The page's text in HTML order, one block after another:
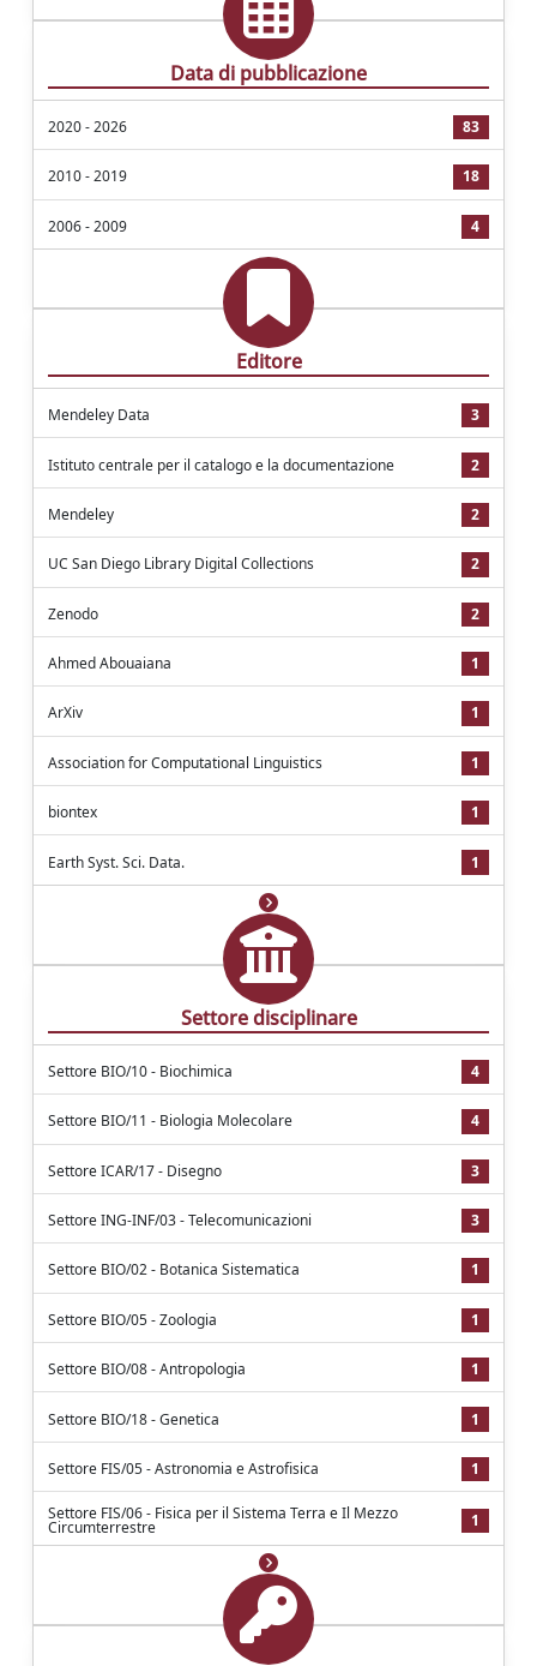
Data di pubblicazione
2020 - 2026 83
2010 - 2019 18
2006 - 2009 4
Editore
Mendeley Data 3
Istituto centrale per il catalogo e la documentazione 2
Mendeley 2
UC San Diego Library Digital Collections 2
Zenodo 2
Ahmed Abouaiana 1
ArXiv 1
Association for Computational Linguistics 1
biontex 1
Earth Syst. Sci. Data. 1
Settore disciplinare
Settore BIO/10 - Biochimica 4
Settore BIO/11 - Biologia Molecolare 4
Settore ICAR/17 - Disegno 3
Settore ING-INF/03 - Telecomunicazioni 3
Settore BIO/02 - Botanica Sistematica 1
Settore BIO/05 - Zoologia 1
Settore BIO/08 - Antropologia 1
Settore BIO/18 - Genetica 1
Settore FIS/05 - Astronomia e Astrofisica 1
Settore FIS/06 - Fisica per il Sistema Terra e Il Mezzo
Circumterrestre 1